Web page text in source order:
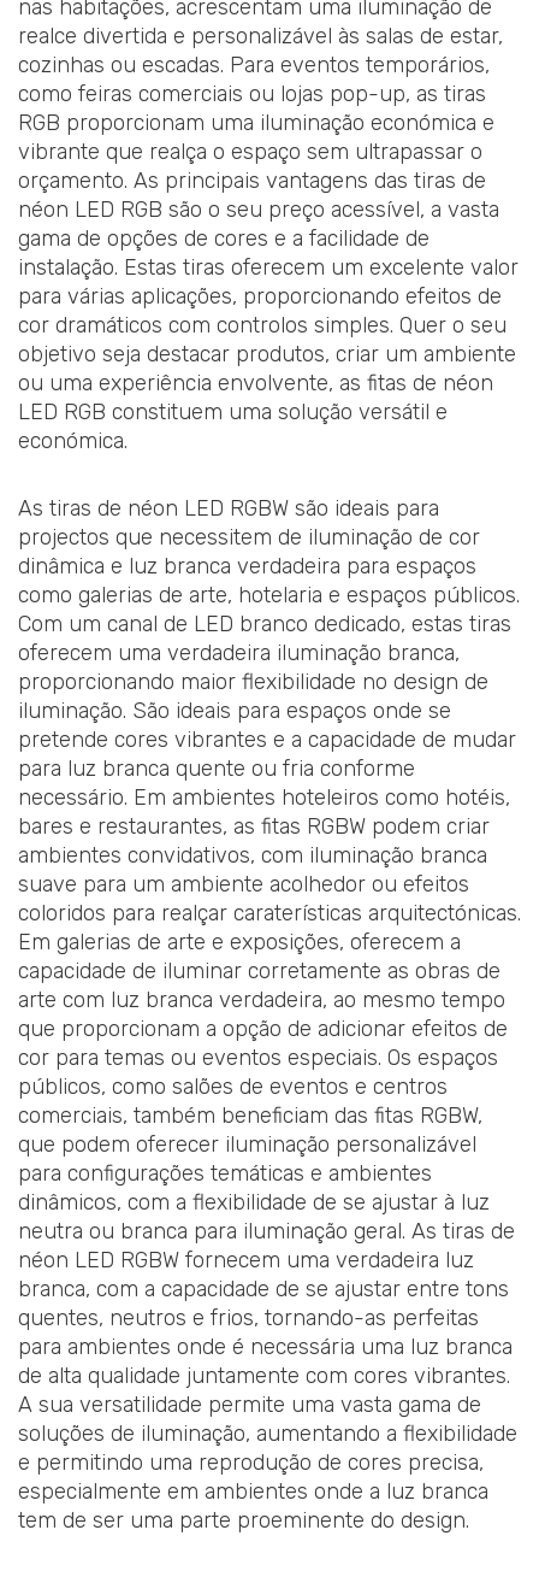
nas habitações, acrescentam uma iluminação de
realce divertida e personalizável às salas de estar,
cozinhas ou escadas. Para eventos temporários,
como feiras comerciais ou lojas pop-up, as tiras
RGB proporcionam uma iluminação económica e
vibrante que realça o espaço sem ultrapassar o
orçamento. As principais vantagens das tiras de
néon LED RGB são o seu preço acessível, a vasta
gama de opções de cores e a facilidade de
instalação. Estas tiras oferecem um excelente valor
para várias aplicações, proporcionando efeitos de
cor dramáticos com controlos simples. Quer o seu
objetivo seja destacar produtos, criar um ambiente
ou uma experiência envolvente, as fitas de néon
LED RGB constituem uma solução versátil e
económica.
As tiras de néon LED RGBW são ideais para
projectos que necessitem de iluminação de cor
dinâmica e luz branca verdadeira para espaços
como galerias de arte, hotelaria e espaços públicos.
Com um canal de LED branco dedicado, estas tiras
oferecem uma verdadeira iluminação branca,
proporcionando maior flexibilidade no design de
iluminação. São ideais para espaços onde se
pretende cores vibrantes e a capacidade de mudar
para luz branca quente ou fria conforme
necessário. Em ambientes hoteleiros como hotéis,
bares e restaurantes, as fitas RGBW podem criar
ambientes convidativos, com iluminação branca
suave para um ambiente acolhedor ou efeitos
coloridos para realçar caraterísticas arquitectónicas.
Em galerias de arte e exposições, oferecem a
capacidade de iluminar corretamente as obras de
arte com luz branca verdadeira, ao mesmo tempo
que proporcionam a opção de adicionar efeitos de
cor para temas ou eventos especiais. Os espaços
públicos, como salões de eventos e centros
comerciais, também beneficiam das fitas RGBW,
que podem oferecer iluminação personalizável
para configurações temáticas e ambientes
dinâmicos, com a flexibilidade de se ajustar à luz
neutra ou branca para iluminação geral. As tiras de
néon LED RGBW fornecem uma verdadeira luz
branca, com a capacidade de se ajustar entre tons
quentes, neutros e frios, tornando-as perfeitas
para ambientes onde é necessária uma luz branca
de alta qualidade juntamente com cores vibrantes.
A sua versatilidade permite uma vasta gama de
soluções de iluminação, aumentando a flexibilidade
e permitindo uma reprodução de cores precisa,
especialmente em ambientes onde a luz branca
tem de ser uma parte proeminente do design.